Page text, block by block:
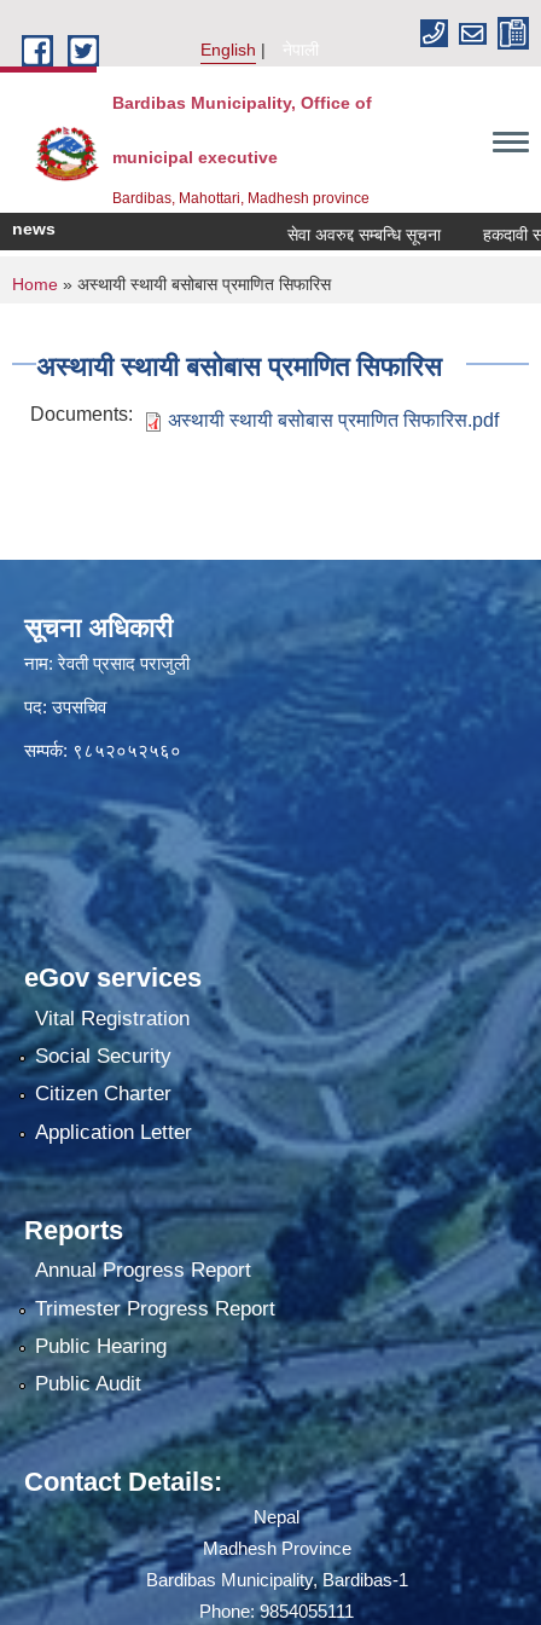
English
नेपाली
Bardibas Municipality, Office of
municipal executive
Bardibas, Mahottari, Madhesh province
news सेवा अवरुद्द सम्बन्धि सूचना हकदावी
You are here
Home » अस्थायी स्थायी बसोबास प्रमाणित सिफारिस
अस्थायी स्थायी बसोबास प्रमाणित सिफारिस
Documents: अस्थायी स्थायी बसोबास प्रमाणित सिफारिस.pdf
सूचना अधिकारी
नाम: रेवती प्रसाद पराजुली
पद: उपसचिव
सम्पर्क: ९८५२०५२५६०
eGov services
Vital Registration
Social Security
Citizen Charter
Application Letter
Reports
Annual Progress Report
Trimester Progress Report
Public Hearing
Public Audit
Contact Details:
Nepal
Madhesh Province
Bardibas Municipality, Bardibas-1
Phone: 9854055111